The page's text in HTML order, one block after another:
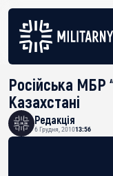
Російська МБР
Казахстані
Редакція
6 Грудня, 201013:56